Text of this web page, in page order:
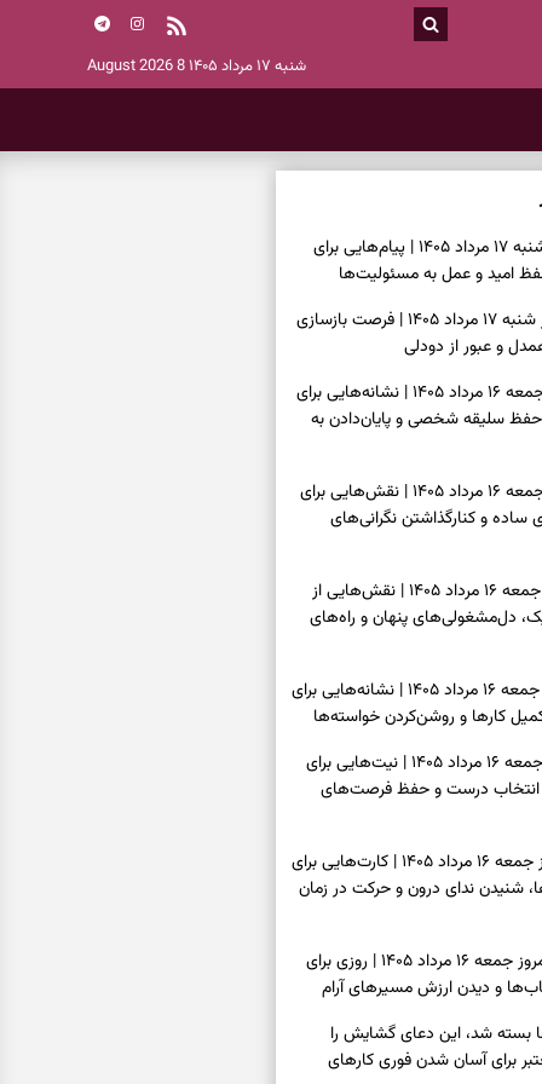
شنبه ۱۷ مرداد ۱۴۰۵ 8 August 2026
فال انبیا امروز شنبه ۱۷ مرداد ۱۴۰۵ | پیام‌هایی برای
امید و عمل به مسئولیت‌ها
فال حافظ امروز شنبه ۱۷ مرداد ۱۴۰۵ | فرصت بازسازی
و عبور از دودلی
فال اسم امروز جمعه ۱۶ مرداد ۱۴۰۵ | نشانه‌هایی برای
حفظ سلیقه شخصی و پایان‌دادن به
فال چای امروز جمعه ۱۶ مرداد ۱۴۰۵ | نقش‌هایی برای
و کنارگذاشتن نگرانی‌های
فال قهوه امروز جمعه ۱۶ مرداد ۱۴۰۵ | نقش‌هایی از
دل‌مشغولی‌های پنهان و راه‌های
فال شمع امروز جمعه ۱۶ مرداد ۱۴۰۵ | نشانه‌هایی برای
کارها و روشن‌کردن خواسته‌ها
فال ابجد امروز جمعه ۱۶ مرداد ۱۴۰۵ | نیت‌هایی برای
درست و حفظ فرصت‌های
فال تاروت امروز جمعه ۱۶ مرداد ۱۴۰۵ | کارت‌هایی برای
شنیدن ندای درون و حرکت در زمان
فال سرنوشت امروز جمعه ۱۶ مرداد ۱۴۰۵ | روزی برای
و دیدن ارزش مسیرهای آرام
بسته شد، این دعای گشایش را
برای آسان شدن فوری کارهای